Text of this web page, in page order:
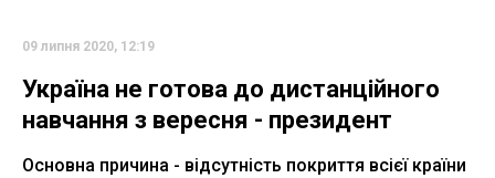
09 липня 2020, 12:19
Україна не готова до дистанційного
навчання з вересня - президент
Основна причина - відсутність покриття всієї країни